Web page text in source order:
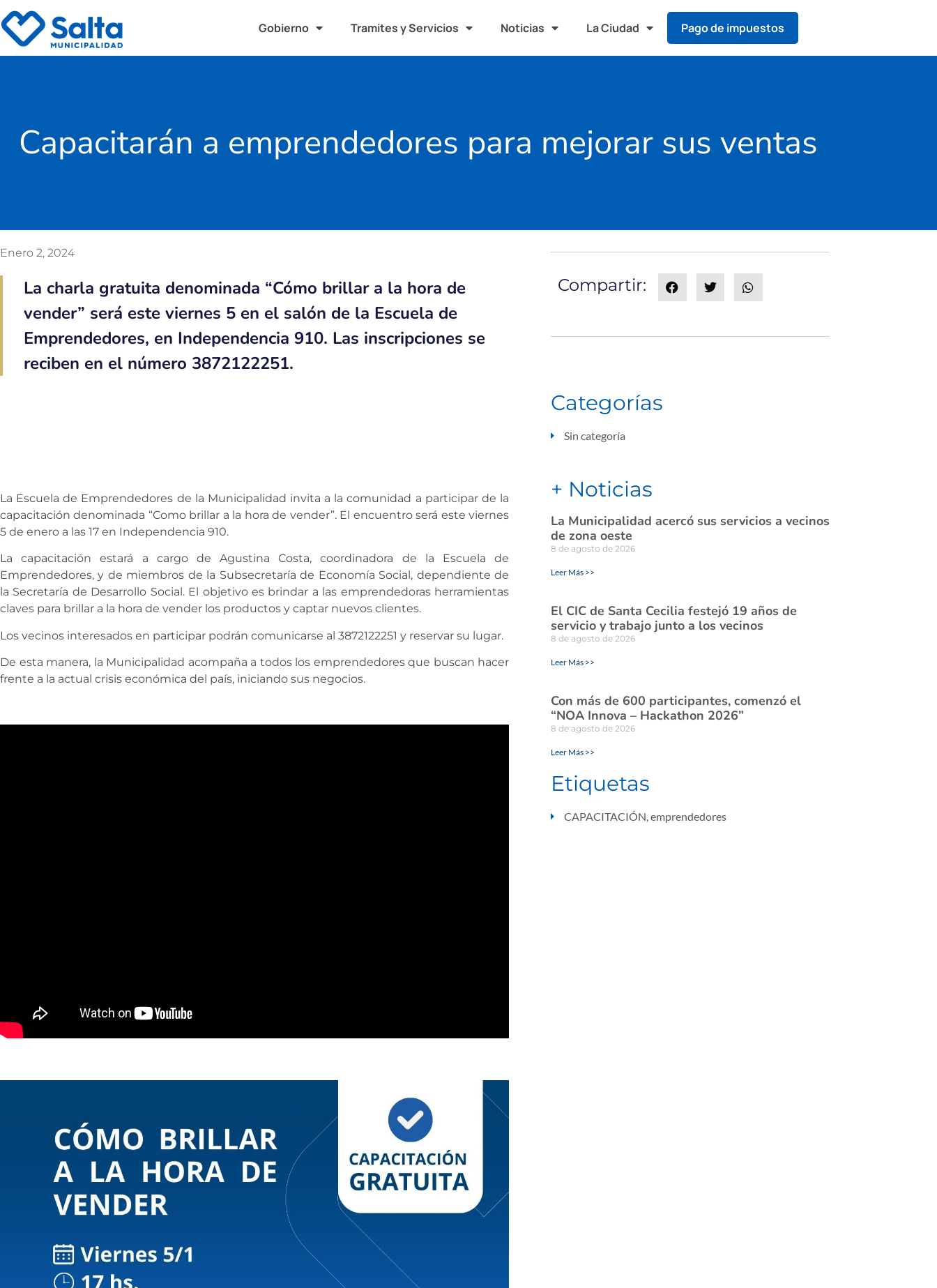
Gobierno Tramites y Servicios Noticias La Ciudad Pago de impuestos
Capacitarán a emprendedores para mejorar sus ventas
Enero 2, 2024
La charla gratuita denominada “Cómo brillar a la hora de
vender” será este viernes 5 en el salón de la Escuela de
Emprendedores, en Independencia 910. Las inscripciones se
reciben en el número 3872122251.
La Escuela de Emprendedores de la Municipalidad invita a la comunidad a participar de la
capacitación denominada “Como brillar a la hora de vender”. El encuentro será este viernes
5 de enero a las 17 en Independencia 910.
La capacitación estará a cargo de Agustina Costa, coordinadora de la Escuela de
Emprendedores, y de miembros de la Subsecretaría de Economía Social, dependiente de
la Secretaría de Desarrollo Social. El objetivo es brindar a las emprendedoras herramientas
claves para brillar a la hora de vender los productos y captar nuevos clientes.
Los vecinos interesados en participar podrán comunicarse al 3872122251 y reservar su lugar.
De esta manera, la Municipalidad acompaña a todos los emprendedores que buscan hacer
frente a la actual crisis económica del país, iniciando sus negocios.
Compartir:
Categorías
Sin categoría
+ Noticias
La Municipalidad acercó sus servicios a vecinos
de zona oeste
8 de agosto de 2026
Leer Más >>
El CIC de Santa Cecilia festejó 19 años de
servicio y trabajo junto a los vecinos
8 de agosto de 2026
Leer Más >>
Con más de 600 participantes, comenzó el
“NOA Innova – Hackathon 2026”
8 de agosto de 2026
Leer Más >>
Etiquetas
CAPACITACIÓN,emprendedores